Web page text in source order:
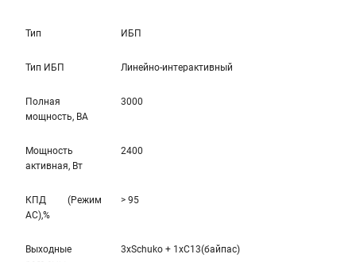
Тип ИБП
Тип ИБП Линейно-интерaктивный
Полная
мощность, ВА
3000
Мощность
активная, Вт
2400
КПД (Режим
AC),%
> 95
Выходные
3xSchuko + 1xC13(байпас)